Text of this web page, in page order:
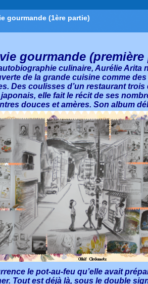
gourmande (1ère partie)
gourmande (première
culinaire, Aurélie Arita
de la grande cuisine comme
Des coulisses d’un restaurant
elle fait le récit de ses
douces et amères. Son album
le pot-au-feu qu’elle avait
Tout est déjà là, sous le double